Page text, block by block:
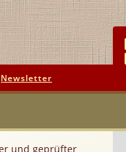
Newsletter
und geprüfter